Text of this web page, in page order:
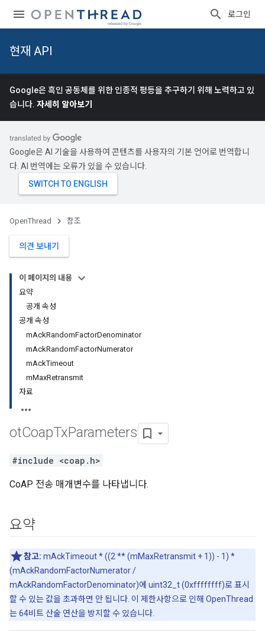
로그인
현재 API
Google은 흑인 공동체를 위한 인종적 평등을 추구하기 위해 노력하고 있
습니다. 자세히 알아보기
Google은 AI 기술을 사용하여 콘텐츠를 사용자의 기본 언어로 번역합니
다. AI 번역에는 오류가 있을 수 있습니다.
OpenThread 참조
의견 보내기
이 페이지의 내용
요약
공개 속성
공개 속성
mAckRandomFactorDenominator
mAckRandomFactorNumerator
mAckTimeout
mMaxRetransmit
자료
otCoapTxParameters
#include <coap.h>
CoAP 전송 매개변수를 나타냅니다.
요약
참고: mAckTimeout * ((2 ** (mMaxRetransmit + 1)) - 1) *
(mAckRandomFactorNumerator /
mAckRandomFactorDenominator)에 uint32_t (0xffffffff)로 표시
할 수 있는 값을 초과하면 안 됩니다. 이 제한사항으로 인해 OpenThread
는 64비트 산술 연산을 방지할 수 있습니다.